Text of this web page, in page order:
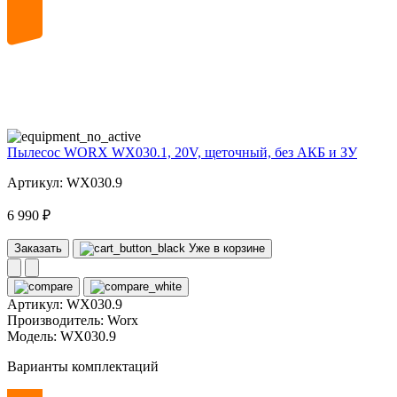
Пылесос WORX WX030.1, 20V, щеточный, без АКБ и ЗУ
Артикул: WX030.9
6 990 ₽
Заказать Уже в корзине
Артикул: WX030.9
Производитель: Worx
Модель: WX030.9
Варианты комплектаций